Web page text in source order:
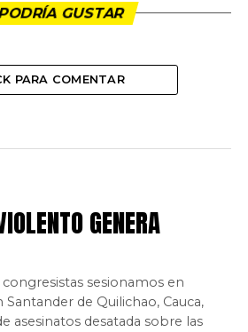
GUSTAR
PARA COMENTAR
GENERA
congresistas sesionamos en
Santander de Quilichao, Cauca,
asesinatos desatada sobre las